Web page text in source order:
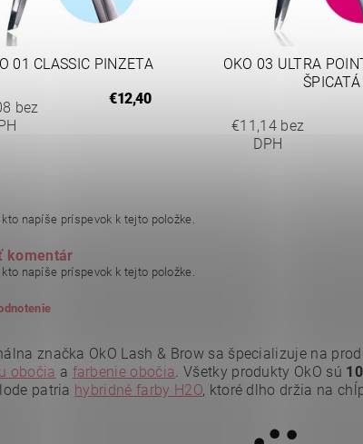
01 CLASSIC PINZETA
bez
€12,40
OKO 03 ULTRA
ŠPICATÁ
€11,14 bez
DPH
kto napíše príspevok k tejto položke.
komentár
kto napíše príspevok k tejto položke.
značka OkO Lash & Brow sa špecializuje na
obočia a farbenie obočia. Všetky produkty OkO sú
patria hybridné farby H2O, ktoré dlho držia na